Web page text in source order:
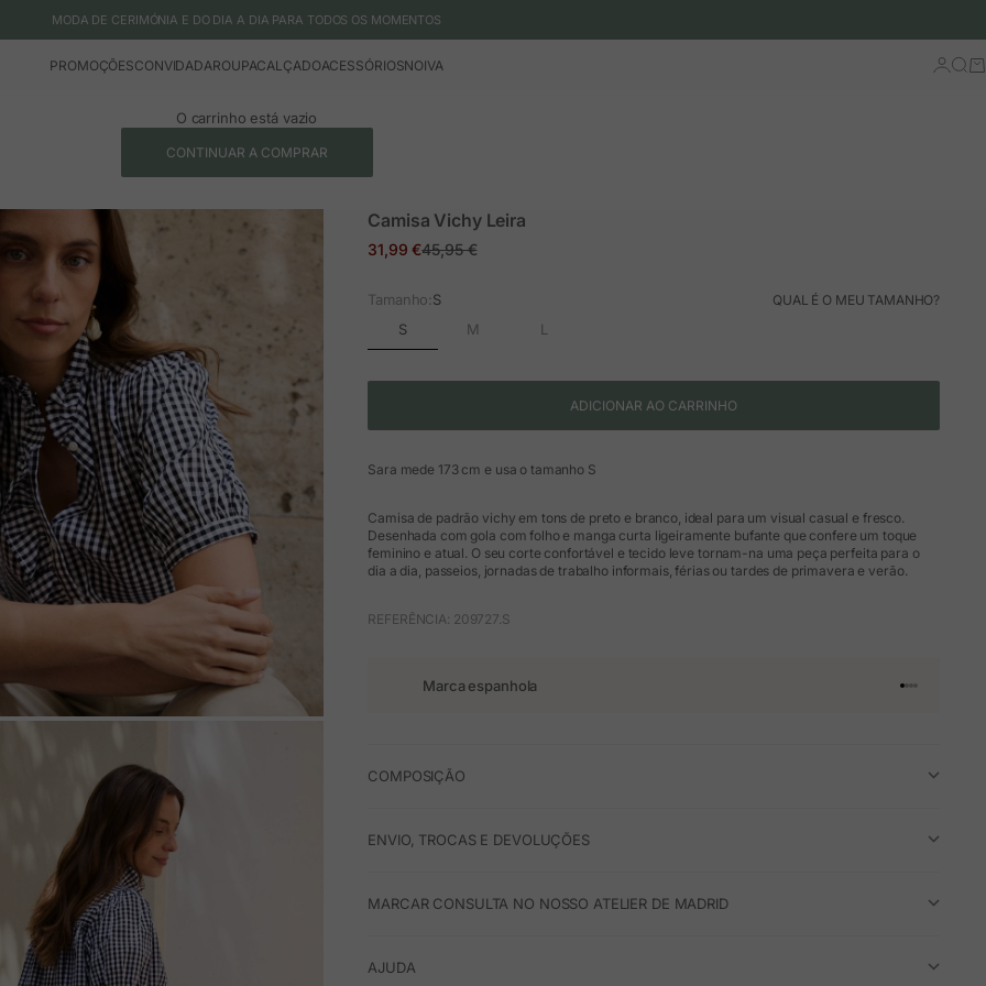
MODA DE CERIMÓNIA E DO DIA A DIA PARA TODOS OS MOMENTOS
PROMOÇÕESCONVIDADAROUPACALÇADOACESSÓRIOSNOIVA Iniciar
O carrinho está vazio
CONTINUAR A COMPRAR
Camisa Vichy Leira
Preço em promoção
31,99 €Preço normal
45,95 €
Tamanho:S QUAL É O MEU TAMANHO?
S M L
ADICIONAR AO CARRINHO
Sara mede 173 cm e usa o tamanho S
Camisa de padrão vichy em tons de preto e branco, ideal para um visual casual e fresco.
Desenhada com gola com folho e manga curta ligeiramente bufante que confere um toque
feminino e atual. O seu corte confortável e tecido leve tornam-na uma peça perfeita para o
dia a dia, passeios, jornadas de trabalho informais, férias ou tardes de primavera e verão.
REFERÊNCIA: 209727.S
Marca espanhola Ir para o
Ir para o
Ir para o
Ir para o
COMPOSIÇÃO
ENVIO, TROCAS E DEVOLUÇÕES
MARCAR CONSULTA NO NOSSO ATELIER DE MADRID
AJUDA